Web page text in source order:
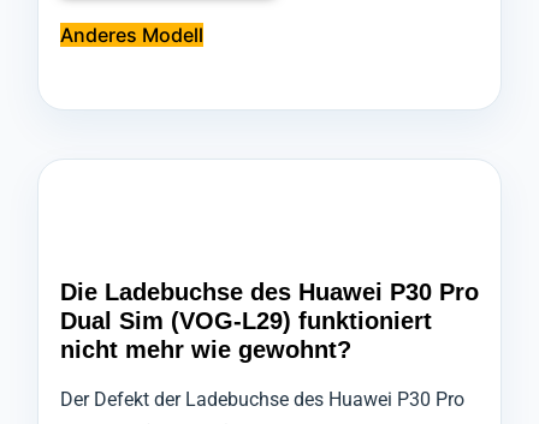
Anderes Modell
Die Ladebuchse des Huawei P30 Pro
Dual Sim (VOG-L29) funktioniert
nicht mehr wie gewohnt?
Der Defekt der Ladebuchse des Huawei P30 Pro